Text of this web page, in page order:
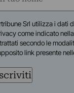
Srl utilizza i dati
come indicato nella
secondo le
link presente